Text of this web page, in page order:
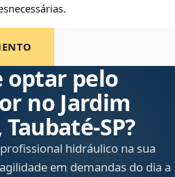
optar pelo
no Jardim
hidráulico na sua
em demandas do dia a